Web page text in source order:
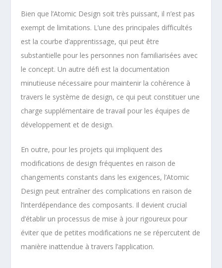
Bien que l’Atomic Design soit très puissant, il n’est pas
exempt de limitations. L’une des principales difficultés
est la courbe d’apprentissage, qui peut être
substantielle pour les personnes non familiarisées avec
le concept. Un autre défi est la documentation
minutieuse nécessaire pour maintenir la cohérence à
travers le système de design, ce qui peut constituer une
charge supplémentaire de travail pour les équipes de
développement et de design.
En outre, pour les projets qui impliquent des
modifications de design fréquentes en raison de
changements constants dans les exigences, l’Atomic
Design peut entraîner des complications en raison de
l’interdépendance des composants. Il devient crucial
d’établir un processus de mise à jour rigoureux pour
éviter que de petites modifications ne se répercutent de
manière inattendue à travers l’application.